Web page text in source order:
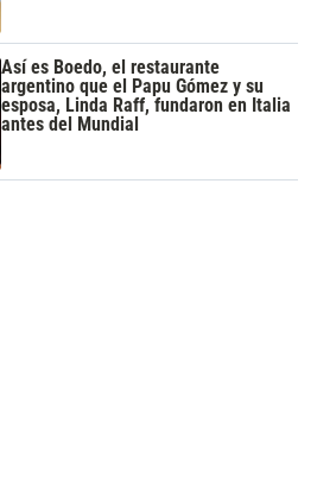
Así es Boedo, el restaurante
argentino que el Papu Gómez y su
esposa, Linda Raff, fundaron en Italia
antes del Mundial